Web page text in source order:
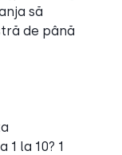
să
de până
la 10? 1